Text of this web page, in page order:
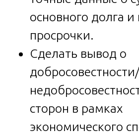
основного долга
просрочки.
Сделать вывод о
добросовестности/
сторон в рамках
экономического